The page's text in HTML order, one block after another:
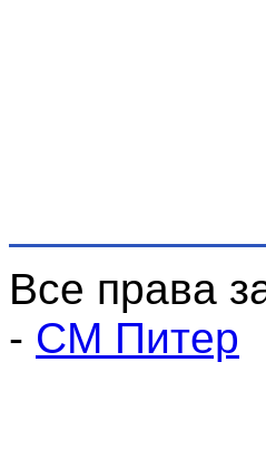
Все права
- СМ Питер